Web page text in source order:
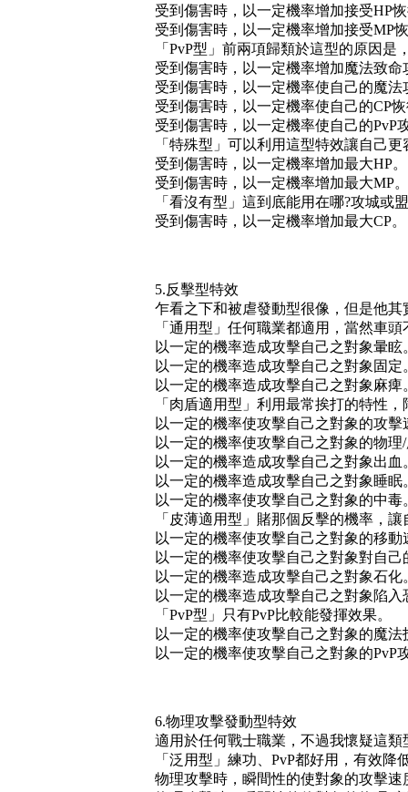
受到傷害時，以一定機率增加接受HP
受到傷害時，以一定機率增加接受MP
「PvP型」前兩項歸類於這型的原因
受到傷害時，以一定機率增加魔法致命
受到傷害時，以一定機率使自己的魔法
受到傷害時，以一定機率使自己的CP
受到傷害時，以一定機率使自己的PvP
「特殊型」可以利用這型特效讓自己
受到傷害時，以一定機率增加最大HP。
受到傷害時，以一定機率增加最大MP。
「看沒有型」這到底能用在哪?攻城或
受到傷害時，以一定機率增加最大CP。
5.反擊型特效
乍看之下和被虐發動型很像，但是他
「通用型」任何職業都適用，當然車頭
以一定的機率造成攻擊自己之對象暈眩
以一定的機率造成攻擊自己之對象固定
以一定的機率造成攻擊自己之對象麻痺
「肉盾適用型」利用最常挨打的特性
以一定的機率使攻擊自己之對象的攻擊
以一定的機率使攻擊自己之對象的物理
以一定的機率造成攻擊自己之對象出血
以一定的機率造成攻擊自己之對象睡眠
以一定的機率使攻擊自己之對象的中毒
「皮薄適用型」賭那個反擊的機率，
以一定的機率使攻擊自己之對象的移動
以一定的機率使攻擊自己之對象對自
以一定的機率造成攻擊自己之對象石化
以一定的機率造成攻擊自己之對象陷入
「PvP型」只有PvP比較能發揮效果。
以一定的機率使攻擊自己之對象的魔法
以一定的機率使攻擊自己之對象的PvP
6.物理攻擊發動型特效
適用於任何戰士職業，不過我懷疑這
「泛用型」練功、PvP都好用，有效降
物理攻擊時，瞬間性的使對象的攻擊速